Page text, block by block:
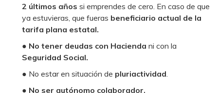
2 últimos años si emprendes de cero. En caso de que
ya estuvieras, que fueras beneficiario actual de la
tarifa plana estatal.
● No tener deudas con Hacienda ni con la
Seguridad Social.
● No estar en situación de pluriactividad
● No ser autónomo colaborador.